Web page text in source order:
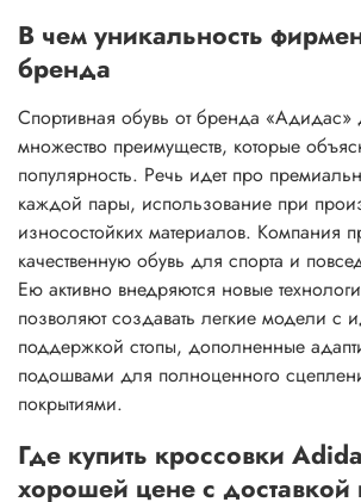
В чем уникальность
бренда
Спортивная обувь от бренда «Адидас»
множество преимуществ, которые
популярность. Речь идет про
каждой пары, использование при
износостойких материалов. Компания
качественную обувь для спорта и
Ею активно внедряются новые
позволяют создавать легкие модели с
поддержкой стопы, дополненные
подошвами для полноценного
покрытиями.
Где купить кроссовки
хорошей цене с доставкой